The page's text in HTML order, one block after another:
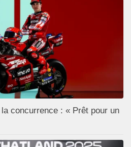
concurrence : « Prêt pour un